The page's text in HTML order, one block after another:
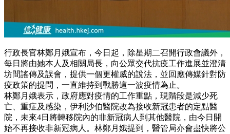
行政長官林鄭月娥宣布，今日起，除星期二召開行政會議外，
每日將由她本人及相關局長，向公眾交代抗疫工作進展並澄清
坊間謠傳及誤會，提供一個更權威的說法，並回應傳媒針對防
疫政策的提問，一直維持到戰勝這一波疫情為止。
林鄭月娥表示，政府應對疫情的工作重點，現階段是減少死
亡、重症及感染，伊利沙伯醫院改為接收新冠患者的定點醫
院，未來4日將轉移院內的非新冠病人到其他醫院，由今日開
始不再接收非新冠病人。林鄭月娥提到，醫管局亦會盡快將公